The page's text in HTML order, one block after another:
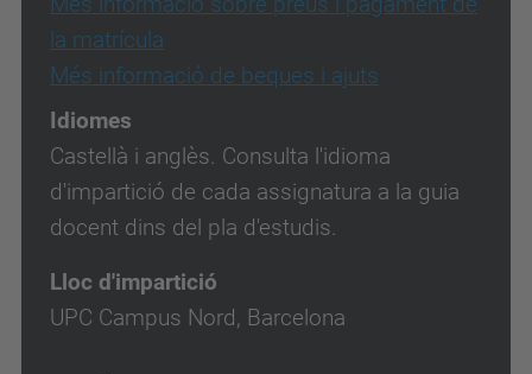
la matrícula
Més informació de beques i ajuts
Idiomes
Castellà i anglès. Consulta l'idioma
d'impartició de cada assignatura a la guia
docent dins del pla d'estudis.
Lloc d'impartició
UPC Campus Nord, Barcelona